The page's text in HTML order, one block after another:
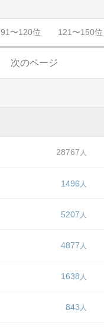
91〜120位 121〜150位
次のページ
28767
1496
5207
4877
1638
843